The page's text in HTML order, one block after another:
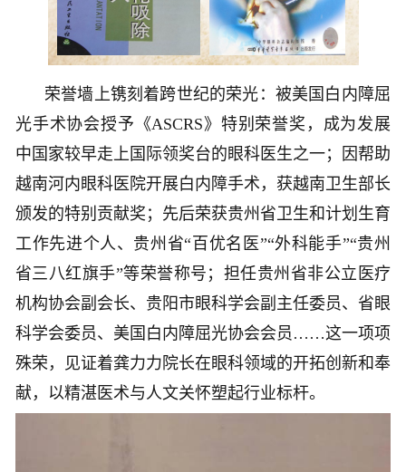
荣誉墙上镌刻着跨世纪的荣光：被美国白内障屈
光手术协会授予《ASCRS》特别荣誉奖，成为发展
中国家较早走上国际领奖台的眼科医生之一；因帮助
越南河内眼科医院开展白内障手术，获越南卫生部长
颁发的特别贡献奖；先后荣获贵州省卫生和计划生育
工作先进个人、贵州省“百优名医”“外科能手”“贵州
省三八红旗手”等荣誉称号；担任贵州省非公立医疗
机构协会副会长、贵阳市眼科学会副主任委员、省眼
科学会委员、美国白内障屈光协会会员……这一项项
殊荣，见证着龚力力院长在眼科领域的开拓创新和奉
献，以精湛医术与人文关怀塑起行业标杆。